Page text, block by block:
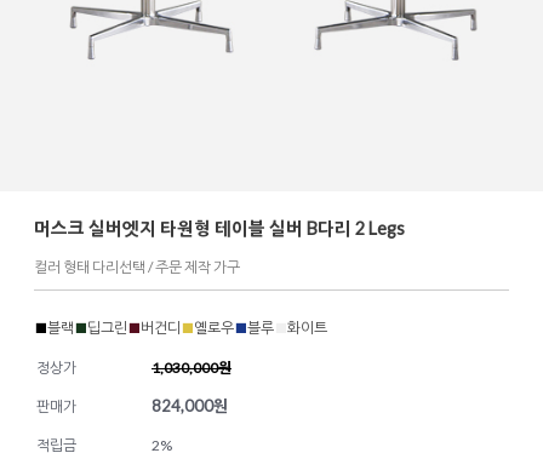
머스크 실버엣지 타원형 테이블 실버 B다리 2 Legs
컬러 형태 다리선택 / 주문 제작 가구
■블랙■딥그린■버건디 ■옐로우■블루 화이트
정상가 1,030,000원
판매가 824,000원
적립금 2%